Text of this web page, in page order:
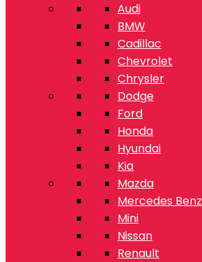
Audi
BMW
Cadillac
Chevrolet
Chrysler
Dodge
Ford
Honda
Hyundai
Kia
Mazda
Mercedes Benz
Mini
Nissan
Renault